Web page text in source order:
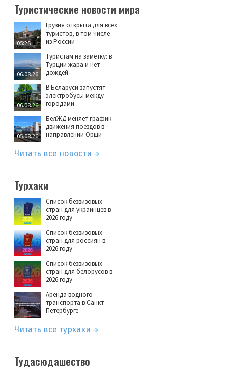
Туристические новости мира
05:25
Грузия открыта для всех
туристов, в том числе
из России
06.08.26
Туристам на заметку: в
Турции жара и нет
дождей
06.08.26
В Беларуси запустят
электробусы между
городами
05.08.26
БелЖД меняет график
движения поездов в
направлении Орши
Читать все новости
Турхаки
Список безвизовых
стран для украинцев в
2026 году
Список безвизовых
стран для россиян в
2026 году
Список безвизовых
стран для белорусов в
2026 году
Аренда водного
транспорта в Санкт-
Петербурге
Читать все турхаки
Тудасюдашество